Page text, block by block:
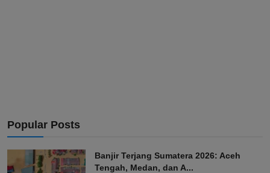
Popular Posts
Banjir Terjang Sumatera 2026: Aceh
Tengah, Medan, dan A...